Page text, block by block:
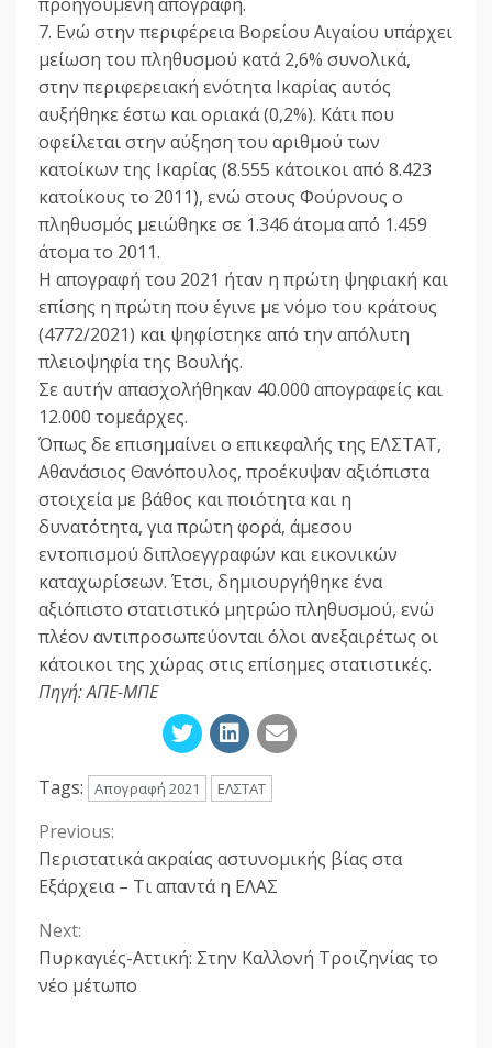
7. Ενώ στην περιφέρεια Βορείου Αιγαίου υπάρχει
μείωση του πληθυσμού κατά 2,6% συνολικά,
στην περιφερειακή ενότητα Ικαρίας αυτός
αυξήθηκε έστω και οριακά (0,2%). Κάτι που
οφείλεται στην αύξηση του αριθμού των
κατοίκων της Ικαρίας (8.555 κάτοικοι από 8.423
κατοίκους το 2011), ενώ στους Φούρνους ο
πληθυσμός μειώθηκε σε 1.346 άτομα από 1.459
άτομα το 2011.
Η απογραφή του 2021 ήταν η πρώτη ψηφιακή και
επίσης η πρώτη που έγινε με νόμο του κράτους
(4772/2021) και ψηφίστηκε από την απόλυτη
πλειοψηφία της Βουλής.
Σε αυτήν απασχολήθηκαν 40.000 απογραφείς και
12.000 τομεάρχες.
Όπως δε επισημαίνει ο επικεφαλής της ΕΛΣΤΑΤ,
Αθανάσιος Θανόπουλος, προέκυψαν αξιόπιστα
στοιχεία με βάθος και ποιότητα και η
δυνατότητα, για πρώτη φορά, άμεσου
εντοπισμού διπλοεγγραφών και εικονικών
καταχωρίσεων. Έτσι, δημιουργήθηκε ένα
αξιόπιστο στατιστικό μητρώο πληθυσμού, ενώ
πλέον αντιπροσωπεύονται όλοι ανεξαιρέτως οι
κάτοικοι της χώρας στις επίσημες στατιστικές.
Πηγή: ΑΠΕ-ΜΠΕ
Tags: Απογραφή 2021 ΕΛΣΤΑΤ
Continue
Reading
Previous:
Περιστατικά ακραίας αστυνομικής βίας στα
Εξάρχεια – Τι απαντά η ΕΛΑΣ
Next:
Πυρκαγιές-Αττική: Στην Καλλονή Τροιζηνίας το
νέο μέτωπο